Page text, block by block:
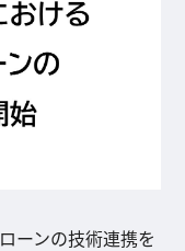
ーンの技術連携を